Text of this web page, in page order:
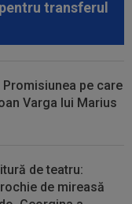
transferul
Promisiunea pe care
Varga lui Marius
de teatru:
de mireasă